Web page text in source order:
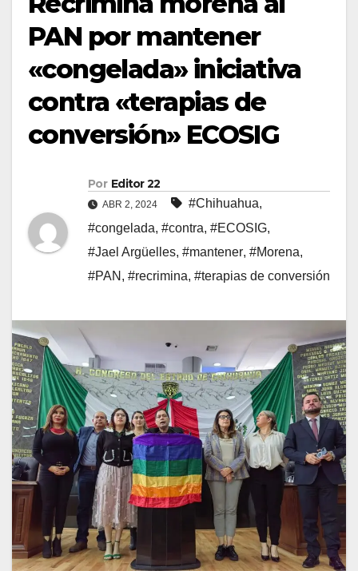
PAN por mantener
«congelada» iniciativa
contra «terapias de
conversión» ECOSIG
Por Editor 22
ABR 2, 2024 #Chihuahua,
#congelada, #contra, #ECOSIG,
#Jael Argüelles, #mantener, #Morena,
#PAN , #recrimina, #terapias de conversión